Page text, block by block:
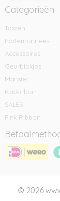
Categorieën
Tassen
Portemonnees
Accessoires
Geurblokjes
Mansier
Kado-bon
SALES
Pink Ribbon
© 2026